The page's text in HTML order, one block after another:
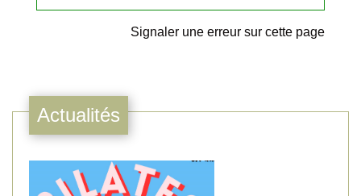
Signaler une erreur sur cette page
Actualités